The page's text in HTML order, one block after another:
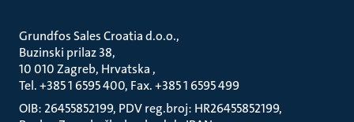
Grundfos Sales Croatia d.o.o.
Buzinski prilaz 38
10 010 Zagreb, Hrvatska
Tel. +385 1 6595 400, Fax. +385 1 6595 499
OIB: 26455852199, PDV reg.broj: HR26455852199